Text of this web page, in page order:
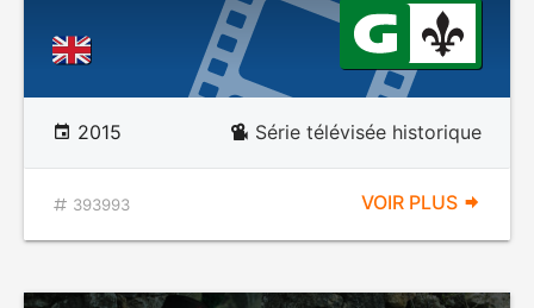
2015 Série télévisée historique
393993 VOIR PLUS